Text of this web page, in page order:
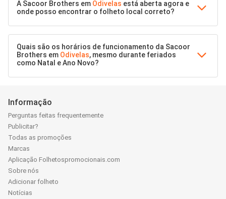
A Sacoor Brothers em Odivelas está aberta agora e
onde posso encontrar o folheto local correto?
Quais são os horários de funcionamento da Sacoor
Brothers em Odivelas, mesmo durante feriados
como Natal e Ano Novo?
Informação
Perguntas feitas frequentemente
Publicitar?
Todas as promoções
Marcas
Aplicação Folhetospromocionais.com
Sobre nós
Adicionar folheto
Notícias